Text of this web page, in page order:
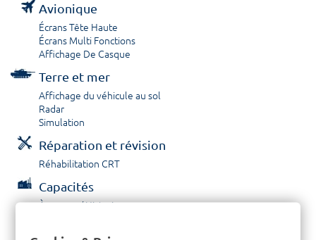
Avionique
Écrans Tête Haute
Écrans Multi Fonctions
Affichage De Casque
Terre et mer
Affichage du véhicule au sol
Radar
Simulation
Réparation et révision
Réhabilitation CRT
Capacités
À propos / Historique